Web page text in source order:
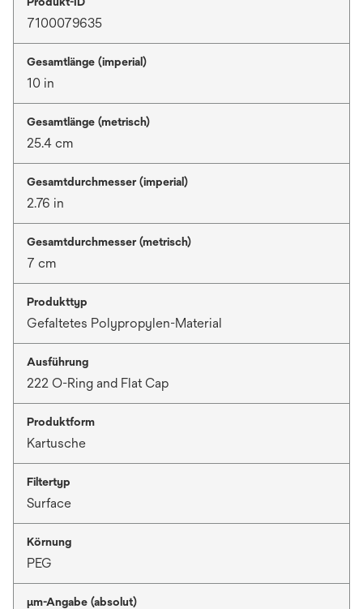
7100079635
Gesamtlänge (imperial)
10 in
Gesamtlänge (metrisch)
25.4 cm
Gesamtdurchmesser (imperial)
2.76 in
Gesamtdurchmesser (metrisch)
7 cm
Produkttyp
Gefaltetes Polypropylen-Material
Ausführung
222 O-Ring and Flat Cap
Produktform
Kartusche
Filtertyp
Surface
Körnung
PEG
μm-Angabe (absolut)